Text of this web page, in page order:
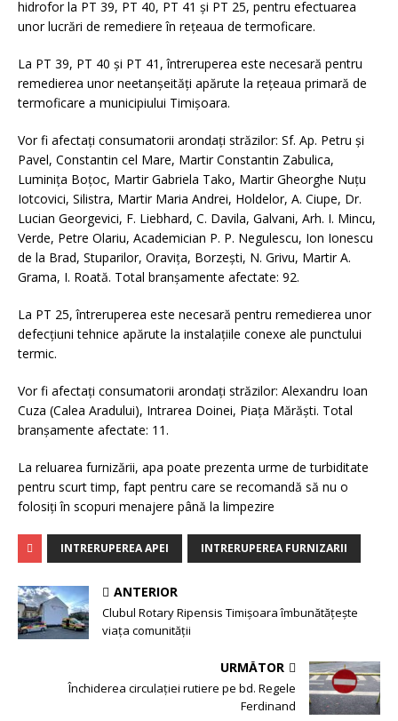
hidrofor la PT 39, PT 40, PT 41 și PT 25, pentru efectuarea
unor lucrări de remediere în rețeaua de termoficare.
La PT 39, PT 40 și PT 41, întreruperea este necesară pentru
remedierea unor neetanșeități apărute la rețeaua primară de
termoficare a municipiului Timișoara.
Vor fi afectați consumatorii arondați străzilor: Sf. Ap. Petru și
Pavel, Constantin cel Mare, Martir Constantin Zabulica,
Luminița Boțoc, Martir Gabriela Tako, Martir Gheorghe Nuțu
Iotcovici, Silistra, Martir Maria Andrei, Holdelor, A. Ciupe, Dr.
Lucian Georgevici, F. Liebhard, C. Davila, Galvani, Arh. I. Mincu,
Verde, Petre Olariu, Academician P. P. Negulescu, Ion Ionescu
de la Brad, Stuparilor, Oravița, Borzești, N. Grivu, Martir A.
Grama, I. Roată. Total branșamente afectate: 92.
La PT 25, întreruperea este necesară pentru remedierea unor
defecțiuni tehnice apărute la instalațiile conexe ale punctului
termic.
Vor fi afectați consumatorii arondați străzilor: Alexandru Ioan
Cuza (Calea Aradului), Intrarea Doinei, Piața Mărăști. Total
branșamente afectate: 11.
La reluarea furnizării, apa poate prezenta urme de turbiditate
pentru scurt timp, fapt pentru care se recomandă să nu o
folosiți în scopuri menajere până la limpezire
INTRERUPEREA APEI INTRERUPEREA FURNIZARII
ANTERIOR
Clubul Rotary Ripensis Timișoara îmbunătățește
viața comunității
URMĂTOR
Închiderea circulației rutiere pe bd. Regele
Ferdinand